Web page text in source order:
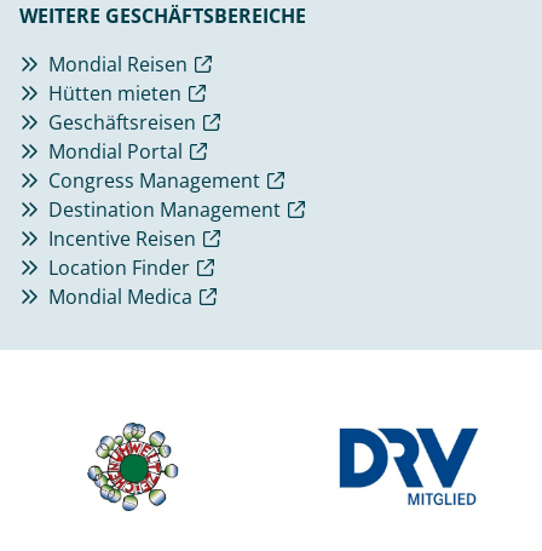
WEITERE GESCHÄFTSBEREICHE
Mondial Reisen
Hütten mieten
Geschäftsreisen
Mondial Portal
Congress Management
Destination Management
Incentive Reisen
Location Finder
Mondial Medica